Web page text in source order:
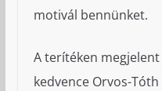
motivál bennünket.
A terítéken
kedvence Orvos-